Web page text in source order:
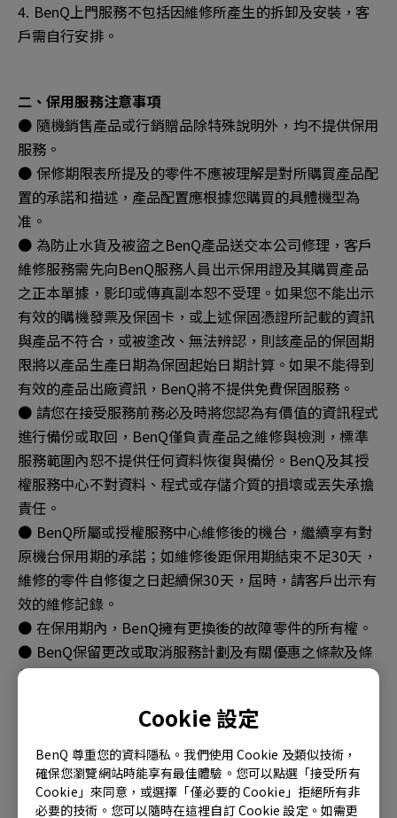
Cookie 設定
BenQ 尊重您的資料隱私。我們使用 Cookie 及類似技術，
確保您瀏覽網站時能享有最佳體驗。您可以點選「接受所有
Cookie」來同意，或選擇「僅必要的 Cookie」拒絕所有非
必要的技術。您可以隨時在這裡自訂 Cookie 設定。如需更
4. BenQ上門服務不包括因維修所產生的拆卸及安裝，客
戶需自行安排。
二、保用服務注意事項
● 隨機銷售產品或行銷贈品除特殊說明外，均不提供保用
服務。
● 保修期限表所提及的零件不應被理解是對所購買產品配
置的承諾和描述，產品配置應根據您購買的具體機型為
准。
● 為防止水貨及被盜之BenQ產品送交本公司修理，客戶
維修服務需先向BenQ服務人員出示保用證及其購買產品
之正本單據，影印或傳真副本恕不受理。如果您不能出示
有效的購機發票及保固卡，或上述保固憑證所記載的資訊
與產品不符合，或被塗改、無法辨認，則該產品的保固期
限將以產品生產日期為保固起始日期計算。如果不能得到
有效的產品出廠資訊，BenQ將不提供免費保固服務。
● 請您在接受服務前務必及時將您認為有價值的資訊程式
進行備份或取回，BenQ僅負責產品之維修與檢測，標準
服務範圍內恕不提供任何資料恢復與備份。BenQ及其授
權服務中心不對資料、程式或存儲介質的損壞或丟失承擔
責任。
● BenQ所屬或授權服務中心維修後的機台，繼續享有對
原機台保用期的承諾；如維修後距保用期結束不足30天，
維修的零件自修復之日起續保30天，屆時，請客戶出示有
效的維修記錄。
● 在保用期內，BenQ擁有更換後的故障零件的所有權。
● BenQ保留更改或取消服務計劃及有關優惠之條款及條
件之權利，並不作另行通知或作任何賠償。
● 本產品整機或零件已超過保用期。
● 未按說明書要求/錯誤/不當使用、保管、保養或操作產
品造成的故障或損壞（如帶電插拔數據線、帶電插拔非